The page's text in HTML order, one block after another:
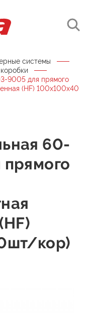
системы
9005 для прямого
(HF) 100х100х40
60-
кор)